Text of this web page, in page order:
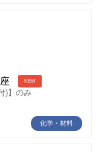
NEW
)】のみ
化学・材料